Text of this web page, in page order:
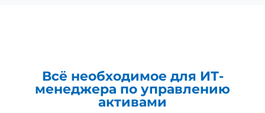
Всё необходимое для ИТ-
менеджера по управлению
активами